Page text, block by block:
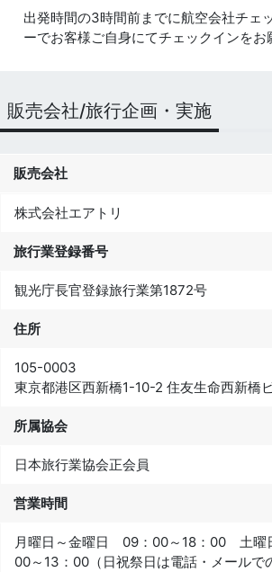
出発時間の3時間前までに航空会社チェ
ーでお客様ご自身にてチェックインをお
販売会社/旅行企画・実施
販売会社
株式会社エアトリ
旅行業登録番号
観光庁長官登録旅行業第1872号
住所
105-0003
東京都港区西新橋1-10-2 住友生命西新橋
所属協会
日本旅行業協会正会員
営業時間
月曜日～金曜日 09：00～18：00 土曜
00～13：00（日祝祭日は電話・メールで